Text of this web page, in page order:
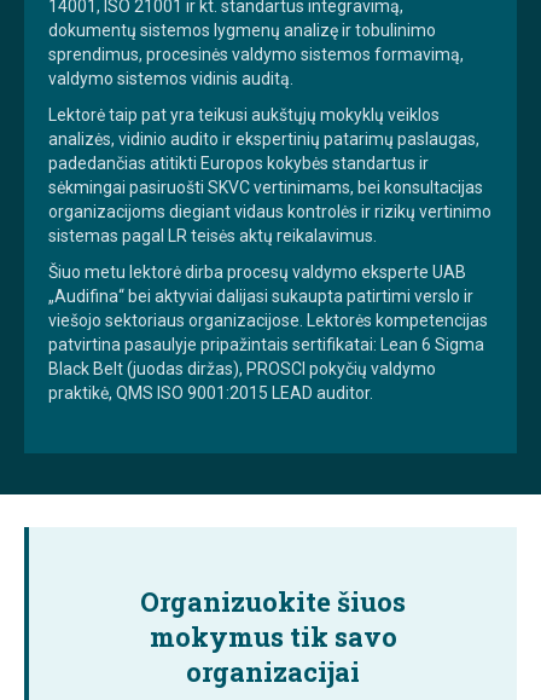
14001, ISO 21001 ir kt. standartus integravimą,
dokumentų sistemos lygmenų analizę ir tobulinimo
sprendimus, procesinės valdymo sistemos formavimą,
valdymo sistemos vidinis auditą.
Lektorė taip pat yra teikusi aukštųjų mokyklų veiklos
analizės, vidinio audito ir ekspertinių patarimų paslaugas,
padedančias atitikti Europos kokybės standartus ir
sėkmingai pasiruošti SKVC vertinimams, bei konsultacijas
organizacijoms diegiant vidaus kontrolės ir rizikų vertinimo
sistemas pagal LR teisės aktų reikalavimus.
Šiuo metu lektorė dirba procesų valdymo eksperte UAB
„Audifina“ bei aktyviai dalijasi sukaupta patirtimi verslo ir
viešojo sektoriaus organizacijose. Lektorės kompetencijas
patvirtina pasaulyje pripažintais sertifikatai: Lean 6 Sigma
Black Belt (juodas diržas), PROSCI pokyčių valdymo
praktikė, QMS ISO 9001:2015 LEAD auditor.
Organizuokite šiuos
mokymus tik savo
organizacijai